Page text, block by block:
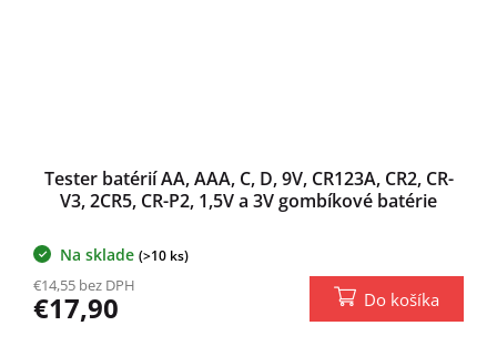
Tester batérií AA, AAA, C, D, 9V, CR123A, CR2, CR-
V3, 2CR5, CR-P2, 1,5V a 3V gombíkové batérie
Na sklade (>10 ks)
€14,55 bez DPH
€17,90 Do košíka